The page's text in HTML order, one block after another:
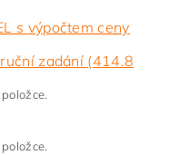
s výpočtem ceny
zadání (414.8